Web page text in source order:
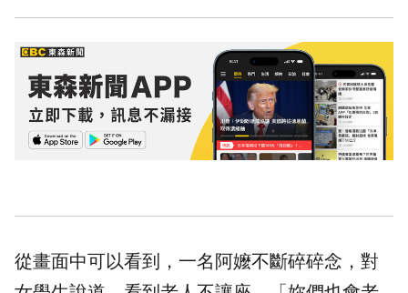
從畫面中可以看到，一名阿嬤不斷碎碎念，對